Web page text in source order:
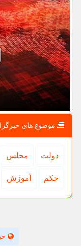
موضوع های
دولت مجلس
حكم آموزش